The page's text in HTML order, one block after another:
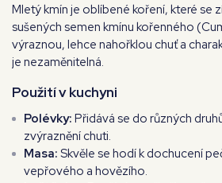
Mletý kmín je oblíbené koření, které se
sušených semen kmínu kořenného (
výraznou, lehce nahořklou chuť a
je nezaměnitelná.
Použití v kuchyni
Polévky: Přidává se do různých
zvýraznění chuti.
Masa: Skvěle se hodí k dochucení
vepřového a hovězího.